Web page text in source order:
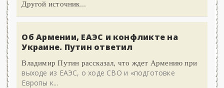
Другой источник...
Об Армении, ЕАЭС и конфликте на
Украине. Путин ответил
Владимир Путин рассказал, что ждет Армению при
выходе из ЕАЭС, о ходе СВО и «подготовке
Европы к...